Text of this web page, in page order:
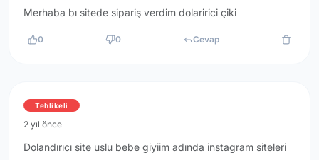
Merhaba bı sitede sipariş verdim dolaririci çiki
0 0 Cevap
Tehlikeli
2 yıl önce
Dolandırıcı site uslu bebe giyiim adında instagram siteleri